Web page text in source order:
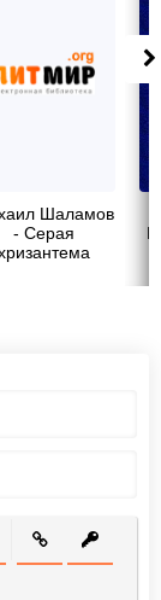
Шаламов
- Серая
СПИСОК
ВСТАВИТЬ